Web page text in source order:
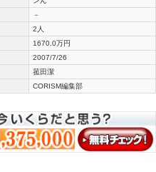
－
2人
1670.0万円
2007/7/26
菰田潔
CORISM編集部